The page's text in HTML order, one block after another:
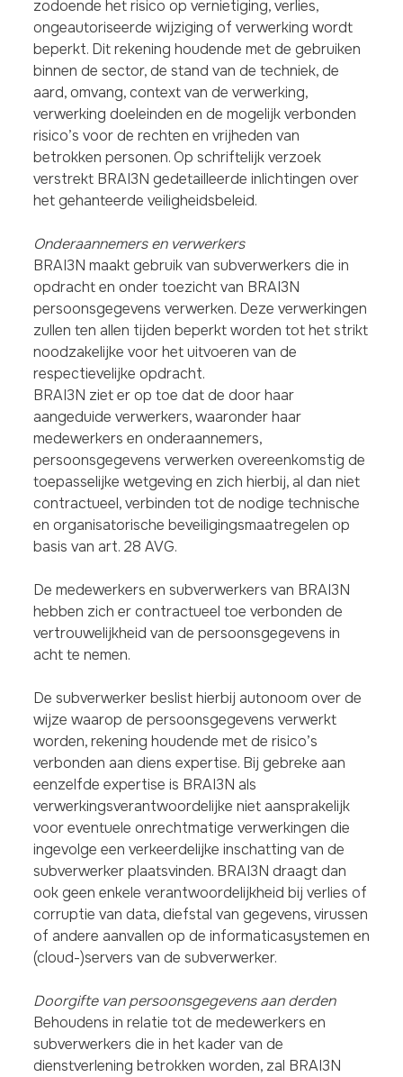
zodoende het risico op vernietiging, verlies,
ongeautoriseerde wijziging of verwerking wordt
beperkt. Dit rekening houdende met de gebruiken
binnen de sector, de stand van de techniek, de
aard, omvang, context van de verwerking,
verwerking doeleinden en de mogelijk verbonden
risico’s voor de rechten en vrijheden van
betrokken personen. Op schriftelijk verzoek
verstrekt BRAI3N gedetailleerde inlichtingen over
het gehanteerde veiligheidsbeleid.
Onderaannemers en verwerkers
BRAI3N maakt gebruik van subverwerkers die in
opdracht en onder toezicht van BRAI3N
persoonsgegevens verwerken. Deze verwerkingen
zullen ten allen tijden beperkt worden tot het strikt
noodzakelijke voor het uitvoeren van de
respectievelijke opdracht.
BRAI3N ziet er op toe dat de door haar
aangeduide verwerkers, waaronder haar
medewerkers en onderaannemers,
persoonsgegevens verwerken overeenkomstig de
toepasselijke wetgeving en zich hierbij, al dan niet
contractueel, verbinden tot de nodige technische
en organisatorische beveiligingsmaatregelen op
basis van art. 28 AVG.
De medewerkers en subverwerkers van BRAI3N
hebben zich er contractueel toe verbonden de
vertrouwelijkheid van de persoonsgegevens in
acht te nemen.
De subverwerker beslist hierbij autonoom over de
wijze waarop de persoonsgegevens verwerkt
worden, rekening houdende met de risico’s
verbonden aan diens expertise. Bij gebreke aan
eenzelfde expertise is BRAI3N als
verwerkingsverantwoordelijke niet aansprakelijk
voor eventuele onrechtmatige verwerkingen die
ingevolge een verkeerdelijke inschatting van de
subverwerker plaatsvinden. BRAI3N draagt dan
ook geen enkele verantwoordelijkheid bij verlies of
corruptie van data, diefstal van gegevens, virussen
of andere aanvallen op de informaticasystemen en
(cloud-)servers van de subverwerker.
Doorgifte van persoonsgegevens aan derden
Behoudens in relatie tot de medewerkers en
subverwerkers die in het kader van de
dienstverlening betrokken worden, zal BRAI3N